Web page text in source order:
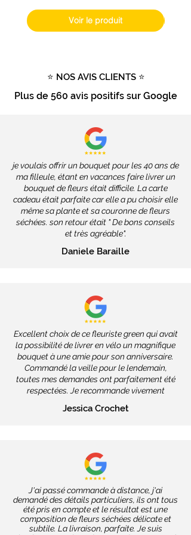
Poste, soit2 à 4 jours ouvrés
Livraison gratuitedès100€
Voir le produit
⭐ NOS AVIS CLIENTS ⭐
Plus de560 avis positifssur Google
je voulais offrir un bouquet pour les 40 ans de
ma filleule, étant en vacances faire livrer un
bouquet de fleurs était difficile. La carte
cadeau était parfaite car elle a pu choisir elle
même sa plante et sa couronne de fleurs
séchées. son retour était " De bons conseils
et très agréable".
Daniele Baraille
Excellent choix de ce fleuriste green qui avait
la possibilité de livrer en vélo un magnifique
bouquet à une amie pour son anniversaire.
Commandé la veille pour le lendemain,
toutes mes demandes ont parfaitement été
respectées. Je recommande vivement
Jessica Crochet
J'ai passé commande à distance, j'ai
demandé des détails particuliers, ils ont tous
été pris en compte et le résultat est une
composition de fleurs séchées délicate et
subtile. La livraison, parfaite. Je suis